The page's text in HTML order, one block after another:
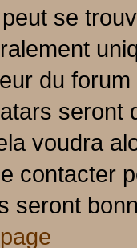
se
du
seront
voudra
contacter
seront